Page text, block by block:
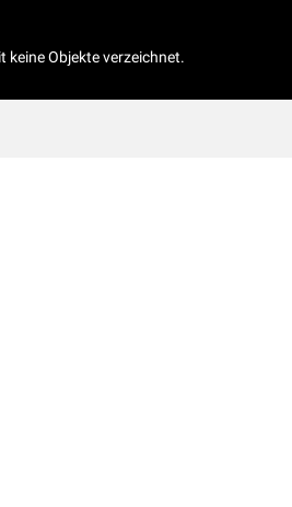
keine Objekte verzeichnet.